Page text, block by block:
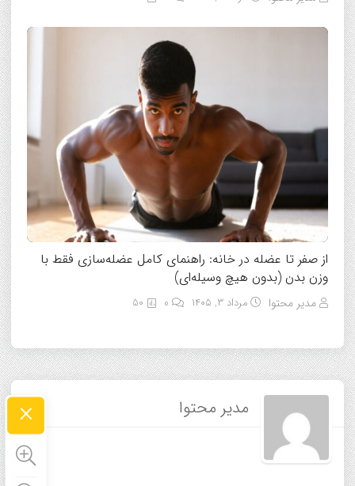
از صفر تا عضله در خانه: راهنمای کامل عضله‌سازی فقط با
وزن بدن (بدون هیچ وسیله‌ای)
مدیر محتوا مرداد ۳, ۱۴۰۵ 50
مدیر محتوا ×